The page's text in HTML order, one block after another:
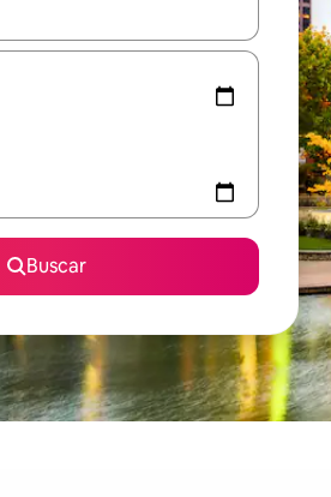
estén disponibles, navega con las
Buscar